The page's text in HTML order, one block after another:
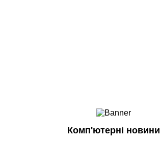
Смартфони
Периферія
Комп'ютерні новини